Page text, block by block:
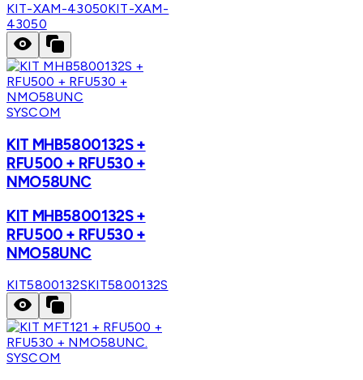
KIT-XAM-43050KIT-XAM-
43050
SYSCOM
KIT MHB5800132S +
RFU500 + RFU530 +
NMO58UNC
KIT MHB5800132S +
RFU500 + RFU530 +
NMO58UNC
KIT5800132SKIT5800132S
SYSCOM